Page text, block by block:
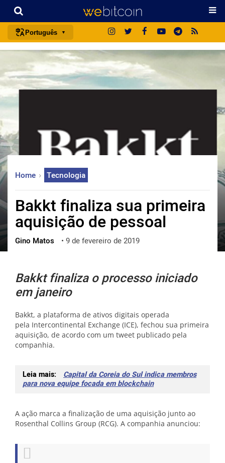
Português
português (BR)
english
español
deutsch
日本語
русский
العربية
ไทย
ქართული
vietnamese
Home Tecnologia
Bakkt finaliza sua primeira
aquisição de pessoal
Gino Matos • 9 de fevereiro de 2019
Bakkt finaliza o processo iniciado
em janeiro
Bakkt, a plataforma de ativos digitais operada
pela Intercontinental Exchange (ICE), fechou sua primeira
aquisição, de acordo com um tweet publicado pela
companhia.
Leia mais:
Capital da Coreia do Sul indica membros
para nova equipe focada em blockchain
A ação marca a finalização de uma aquisição junto ao
Rosenthal Collins Group (RCG). A companhia anunciou: